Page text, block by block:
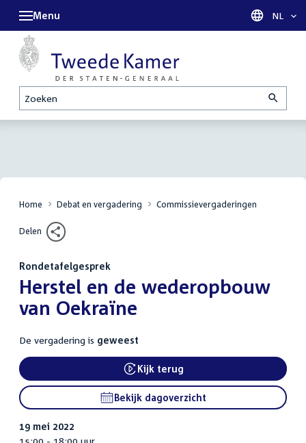
Zoeken
Menu Taal
NL
Home Debat en vergadering Commissievergaderingen
Delen
Rondetafelgesprek
:Herstel en de wederopbouw
van Oekraïne
De vergadering is geweest
External link:
Kijk terug
Bekijk dagoverzicht
19 mei 2022
15:00 - 18:00 uur